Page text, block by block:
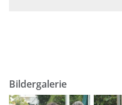
Bildergalerie